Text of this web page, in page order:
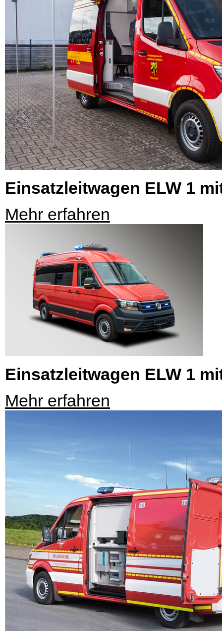
Einsatzleitwagen ELW 1
Mehr erfahren
Einsatzleitwagen ELW 1
Mehr erfahren